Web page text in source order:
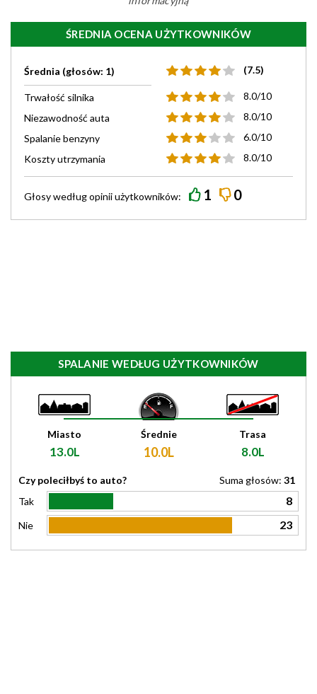
ŚREDNIA OCENA UŻYTKOWNIKÓW
Średnia (głosów: 1) (7.5)
Trwałość silnika
8.0/10
Niezawodność auta
8.0/10
Spalanie benzyny
6.0/10
Koszty utrzymania
8.0/10
Głosy wedługopiniiużytkowników: 1 0
SPALANIE WEDŁUG UŻYTKOWNIKÓW
Miasto
13.0L
Średnie
10.0L
Trasa
8.0L
Czy poleciłbyś to auto? Suma głosów: 31
Tak
8
Nie 23